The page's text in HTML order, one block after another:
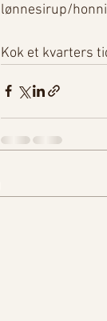
lønnesirup/
Kok et kvarters